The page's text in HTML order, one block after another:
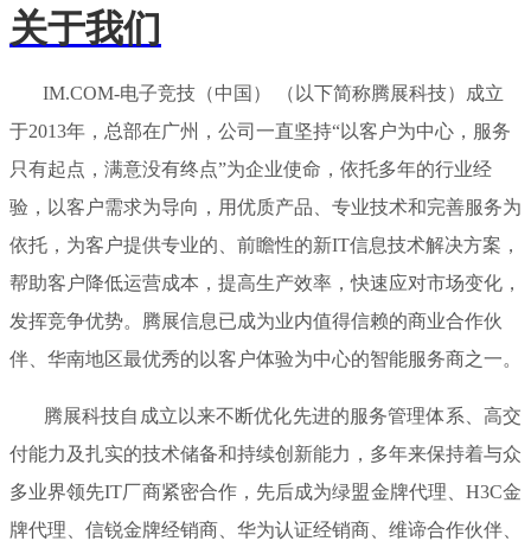
关于我们
IM.COM-电子竞技（中国） （以下简称腾展科技）成立
于2013年，总部在广州，公司一直坚持“以客户为中心，服务
只有起点，满意没有终点”为企业使命，依托多年的行业经
验，以客户需求为导向，用优质产品、专业技术和完善服务为
依托，为客户提供专业的、前瞻性的新IT信息技术解决方案，
帮助客户降低运营成本，提高生产效率，快速应对市场变化，
发挥竞争优势。腾展信息已成为业内值得信赖的商业合作伙
伴、华南地区最优秀的以客户体验为中心的智能服务商之一。
腾展科技自成立以来不断优化先进的服务管理体系、高交
付能力及扎实的技术储备和持续创新能力，多年来保持着与众
多业界领先IT厂商紧密合作，先后成为绿盟金牌代理、H3C金
牌代理、信锐金牌经销商、华为认证经销商、维谛合作伙伴、